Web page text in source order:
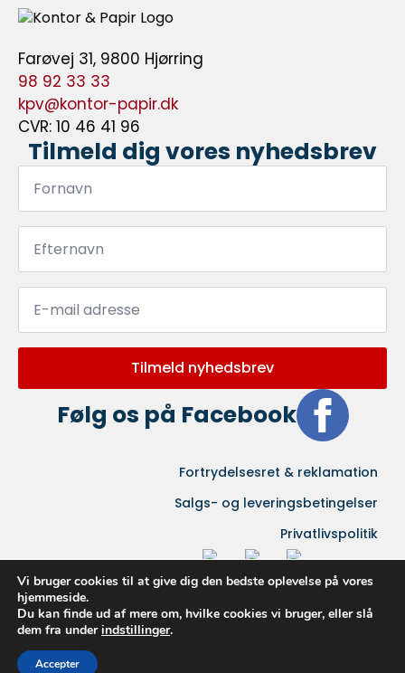
Farøvej 31, 9800 Hjørring
98 92 33 33
kpv@kontor-papir.dk
CVR: 10 46 41 96
Tilmeld dig vores nyhedsbrev
Fornavn
Efternavn
Email
Tilmeld nyhedsbrev
Følg os på Facebook
Fortrydelsesret & reklamation
Salgs- og leveringsbetingelser
Privatlivspolitik
Vi bruger cookies til at give dig den bedste oplevelse på vores
hjemmeside.
Du kan finde ud af mere om, hvilke cookies vi bruger, eller slå
dem fra underindstillinger.
Accepter